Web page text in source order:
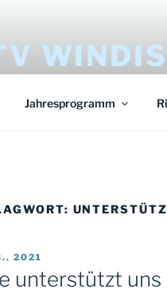
Jahresprogramm
2021
unterstützt uns